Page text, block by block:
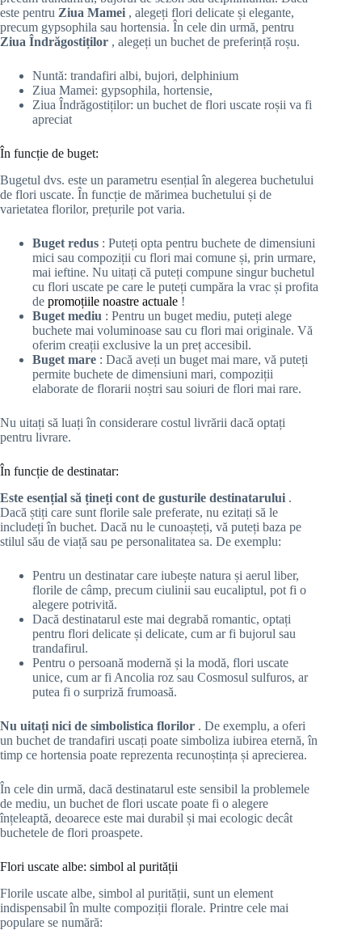
este pentru Ziua Mamei , alegeți flori delicate și elegante,
precum gypsophila sau hortensia. În cele din urmă, pentru
Ziua Îndrăgostiților , alegeți un buchet de preferință roșu.
Nuntă: trandafiri albi, bujori, delphinium
Ziua Mamei: gypsophila, hortensie,
Ziua Îndrăgostiților: un buchet de flori uscate roșii va fi
apreciat
În funcție de buget:
Bugetul dvs. este un parametru esențial în alegerea buchetului
de flori uscate. În funcție de mărimea buchetului și de
varietatea florilor, prețurile pot varia.
Buget redus : Puteți opta pentru buchete de dimensiuni
mici sau compoziții cu flori mai comune și, prin urmare,
mai ieftine. Nu uitați că puteți compune singur buchetul
cu flori uscate pe care le puteți cumpăra la vrac și profita
de promoțiile noastre actuale !
Buget mediu : Pentru un buget mediu, puteți alege
buchete mai voluminoase sau cu flori mai originale. Vă
oferim creații exclusive la un preț accesibil.
Buget mare : Dacă aveți un buget mai mare, vă puteți
permite buchete de dimensiuni mari, compoziții
elaborate de florarii noștri sau soiuri de flori mai rare.
Nu uitați să luați în considerare costul livrării dacă optați
pentru livrare.
În funcție de destinatar:
Este esențial să țineți cont de gusturile destinatarului .
Dacă știți care sunt florile sale preferate, nu ezitați să le
includeți în buchet. Dacă nu le cunoașteți, vă puteți baza pe
stilul său de viață sau pe personalitatea sa. De exemplu:
Pentru un destinatar care iubește natura și aerul liber,
florile de câmp, precum ciulinii sau eucaliptul, pot fi o
alegere potrivită.
Dacă destinatarul este mai degrabă romantic, optați
pentru flori delicate și delicate, cum ar fi bujorul sau
trandafirul.
Pentru o persoană modernă și la modă, flori uscate
unice, cum ar fi Ancolia roz sau Cosmosul sulfuros, ar
putea fi o surpriză frumoasă.
Nu uitați nici de simbolistica florilor . De exemplu, a oferi
un buchet de trandafiri uscați poate simboliza iubirea eternă, în
timp ce hortensia poate reprezenta recunoștința și aprecierea.
În cele din urmă, dacă destinatarul este sensibil la problemele
de mediu, un buchet de flori uscate poate fi o alegere
înțeleaptă, deoarece este mai durabil și mai ecologic decât
buchetele de flori proaspete.
Flori uscate albe: simbol al purității
Florile uscate albe, simbol al purității, sunt un element
indispensabil în multe compoziții florale. Printre cele mai
populare se numără: